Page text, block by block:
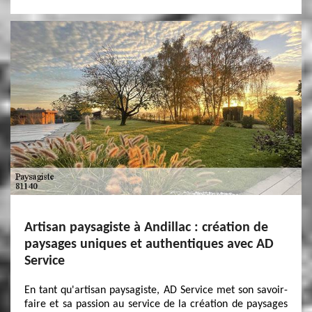
Artisan paysagiste à Andillac : création de
paysages uniques et authentiques avec AD
Service
En tant qu'artisan paysagiste, AD Service met son savoir-
faire et sa passion au service de la création de paysages